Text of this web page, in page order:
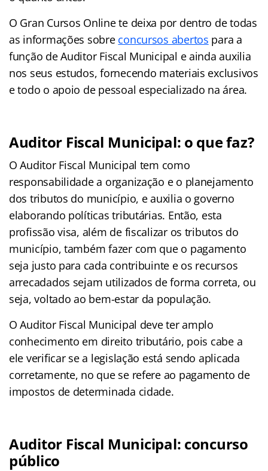
O Gran Cursos Online te deixa por dentro de todas
as informações sobre concursos abertos para a
função de Auditor Fiscal Municipal e ainda auxilia
nos seus estudos, fornecendo materiais exclusivos
e todo o apoio de pessoal especializado na área.
Auditor Fiscal Municipal: o que faz?
O Auditor Fiscal Municipal tem como
responsabilidade a organização e o planejamento
dos tributos do município, e auxilia o governo
elaborando políticas tributárias. Então, esta
profissão visa, além de fiscalizar os tributos do
município, também fazer com que o pagamento
seja justo para cada contribuinte e os recursos
arrecadados sejam utilizados de forma correta, ou
seja, voltado ao bem-estar da população.
O Auditor Fiscal Municipal deve ter amplo
conhecimento em direito tributário, pois cabe a
ele verificar se a legislação está sendo aplicada
corretamente, no que se refere ao pagamento de
impostos de determinada cidade.
Auditor Fiscal Municipal: concurso
público